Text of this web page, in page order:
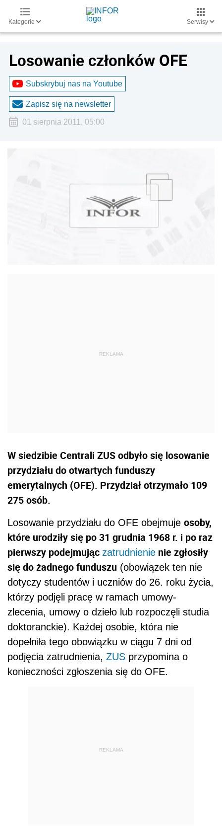
Kategorie Serwisy
Losowanie członków OFE
Subskrybuj nas na Youtube
Zapisz się na newsletter
01 sierpnia 2011, 05:00
W siedzibie Centrali ZUS odbyło się losowanie
przydziału do otwartych funduszy
emerytalnych (OFE). Przydział otrzymało 109
275 osób.
Losowanie przydziału do OFE obejmuje osoby,
które urodziły się po 31 grudnia 1968 r. i po raz
pierwszy podejmując zatrudnienie nie zgłosiły
się do żadnego funduszu (obowiązek ten nie
dotyczy studentów i uczniów do 26. roku życia,
którzy podjęli pracę w ramach umowy-
zlecenia, umowy o dzieło lub rozpoczęli studia
doktoranckie). Każdej osobie, która nie
dopełniła tego obowiązku w ciągu 7 dni od
podjęcia zatrudnienia, ZUS przypomina o
konieczności zgłoszenia się do OFE.
REKLAMA